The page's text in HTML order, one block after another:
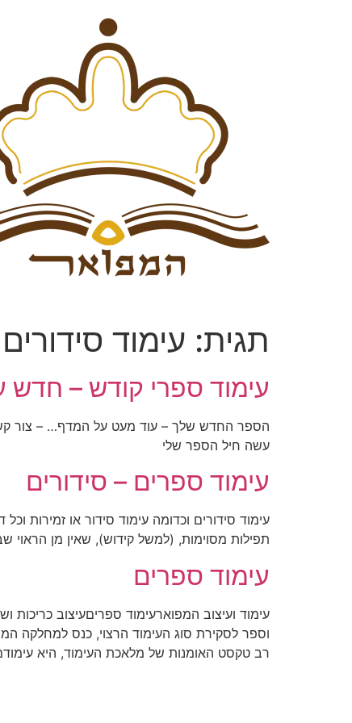
תגית: עימוד סידורים
עימוד ספרי קודש –
הספר החדש שלך – עוד מעט על המדף… – צור
עשה חיל הספר שלי
עימוד ספרים – סידורים
עימוד סידורים וכדומה עימוד סידור או זמירות
תפילות מסוימות, (למשל קידוש), שאין מן
עימוד ספרים
עימוד ועיצוב המפוארעימוד ספריםעיצוב כריכות
וספר לסקירת סוג העימוד הרצוי, כנס למחלקה
רב טקסט האומנות של מלאכת העימוד, היא